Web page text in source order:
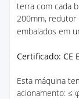
terra com cada
200mm, redutor
embalados em
Certificado: CE
Esta máquina
acionamento: ≤